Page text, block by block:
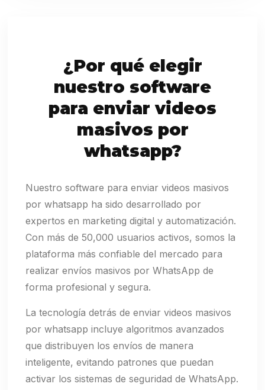
¿Por qué elegir
nuestro software
para enviar videos
masivos por
whatsapp?
Nuestro software para enviar videos masivos
por whatsapp ha sido desarrollado por
expertos en marketing digital y automatización.
Con más de 50,000 usuarios activos, somos la
plataforma más confiable del mercado para
realizar envíos masivos por WhatsApp de
forma profesional y segura.
La tecnología detrás de enviar videos masivos
por whatsapp incluye algoritmos avanzados
que distribuyen los envíos de manera
inteligente, evitando patrones que puedan
activar los sistemas de seguridad de WhatsApp.